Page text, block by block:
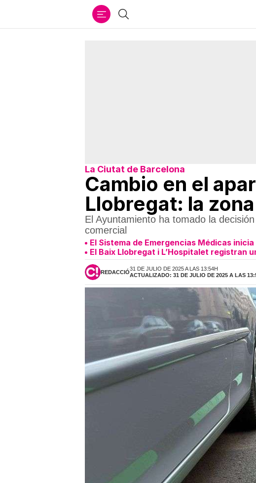
Buscar
La Ciutat de Barcelona
Cambio en el
Llobregat: la
El Ayuntamiento ha tomado la
comercial
El Sistema de Emergencias Médicas
El Baix Llobregat i L’Hospitalet
REDACCIÓ
31 DE JULIO DE 2025 A LAS 13:54H
ACTUALIZADO: 31 DE JULIO DE 2025 A LAS